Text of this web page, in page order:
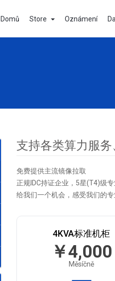
Domů Store Oznámení
支持各类算力服
免费提供主流镜像拉取
正规IDC持证企业，5星(T4)级
给我们一个机会，感受我们的专
4KVA标准机柜
￥4,000
Měsíčně